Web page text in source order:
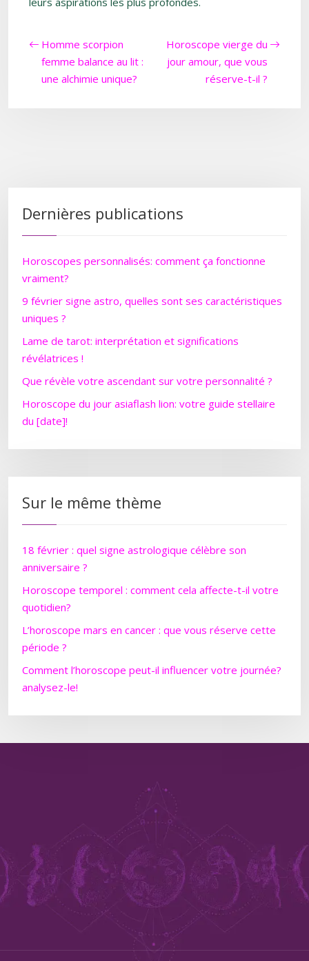
Homme scorpion
femme balance au lit :
une alchimie unique?
Horoscope vierge du
jour amour, que vous
réserve-t-il ?
Dernières publications
Horoscopes personnalisés: comment ça fonctionne
vraiment?
9 février signe astro, quelles sont ses caractéristiques
uniques ?
Lame de tarot: interprétation et significations
révélatrices !
Que révèle votre ascendant sur votre personnalité ?
Horoscope du jour asiaflash lion: votre guide stellaire
du [date]!
Sur le même thème
18 février : quel signe astrologique célèbre son
anniversaire ?
Horoscope temporel : comment cela affecte-t-il votre
quotidien?
L’horoscope mars en cancer : que vous réserve cette
période ?
Comment l’horoscope peut-il influencer votre journée?
analysez-le!